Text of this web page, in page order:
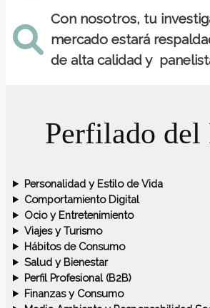
Con nosotros, tu
mercado estará
de alta calidad y
Perfilado del
Personalidad y Estilo de Vida
Comportamiento Digital
Ocio y Entretenimiento
Viajes y Turismo
Hábitos de Consumo
Salud y Bienestar
Perfil Profesional (B2B)
Finanzas y Consumo